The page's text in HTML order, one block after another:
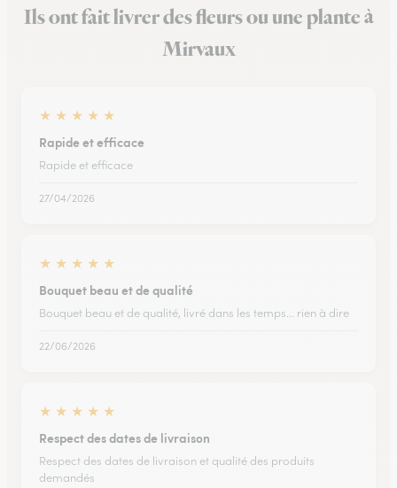
Ils ont fait livrer des fleurs ou une plante à
Mirvaux
★ ★ ★ ★ ★
Rapide et efficace
Rapide et efficace
27/04/2026
★ ★ ★ ★ ★
Bouquet beau et de qualité
Bouquet beau et de qualité, livré dans les temps... rien à dire
22/06/2026
★ ★ ★ ★ ★
Respect des dates de livraison
Respect des dates de livraison et qualité des produits
demandés